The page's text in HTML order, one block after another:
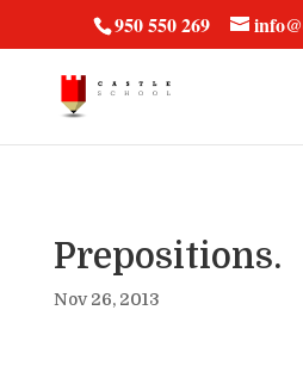
950 550 269
Prepositions.
Nov 26, 2013